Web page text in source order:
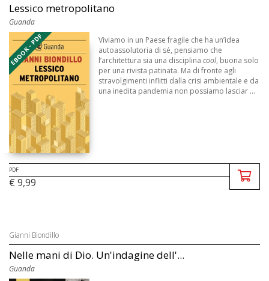
Lessico metropolitano
Guanda
EBOOK - PDF
Viviamo in un Paese fragile che ha un’idea
autoassolutoria di sé, pensiamo che
l’architettura sia una disciplina cool, buona solo
per una rivista patinata. Ma di fronte agli
stravolgimenti inflitti dalla crisi ambientale e da
una inedita pandemia non possiamo lasciar ...
PDF
€ 9,99
Gianni Biondillo
Nelle mani di Dio. Un'indagine dell'...
Guanda